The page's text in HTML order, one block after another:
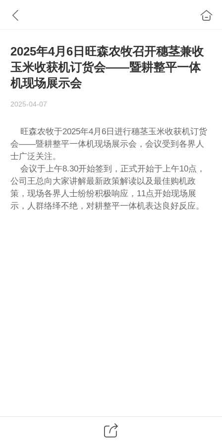
2025年4月6日旺森农牧召开穗茎兼收
玉米收获机订货会——暨耕整平一体
机现场展示会
2025-04-07
旺森农牧于2025年4月6日进行穗茎玉米收获机订货
会——暨耕整平一体机现场展示会，会议受到各界人
士广泛关注。
会议于上午8.30开始签到，正式开始于上午10点，
公司王总向大家讲解最新政策解读以及最佳购机政
策，现场各界人士纷纷积极响应，11点开始现场展
示，人群络绎不绝，对耕整平一体机表达良好反应。